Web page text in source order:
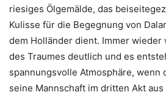
riesiges Ölgemälde, das
Kulisse für die Begegnung von
dem Holländer dient. Immer wieder
des Traumes deutlich und es
spannungsvolle Atmosphäre, wenn
seine Mannschaft im dritten Akt